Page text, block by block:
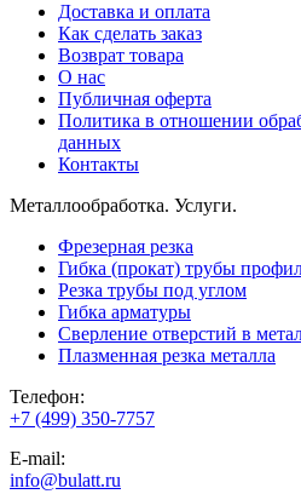
Доставка и оплата
Как сделать заказ
Возврат товара
О нас
Публичная оферта
Политика в отношении
данных
Контакты
Металлообработка. Услуги.
Фрезерная резка
Гибка (прокат) трубы
Резка трубы под углом
Гибка арматуры
Сверление отверстий в
Плазменная резка металла
Телефон:
+7 (499) 350-7757
E-mail:
info@bulatt.ru